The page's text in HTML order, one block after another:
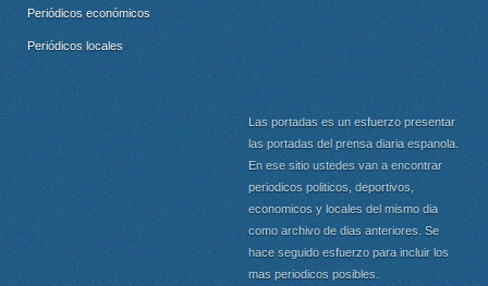
Periódicos económicos
Periódicos locales
Las portadas es un esfuerzo presentar
las portadas del prensa diaria espanola.
En ese sitio ustedes van a encontrar
periodicos politicos, deportivos,
economicos y locales del mismo dia
como archivo de dias anteriores. Se
hace seguido esfuerzo para incluir los
mas periodicos posibles.